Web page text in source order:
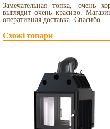
Замечательная топка, очень
выглядит очень красиво.
оперативная доставка. Спасибо.
Схожі товари